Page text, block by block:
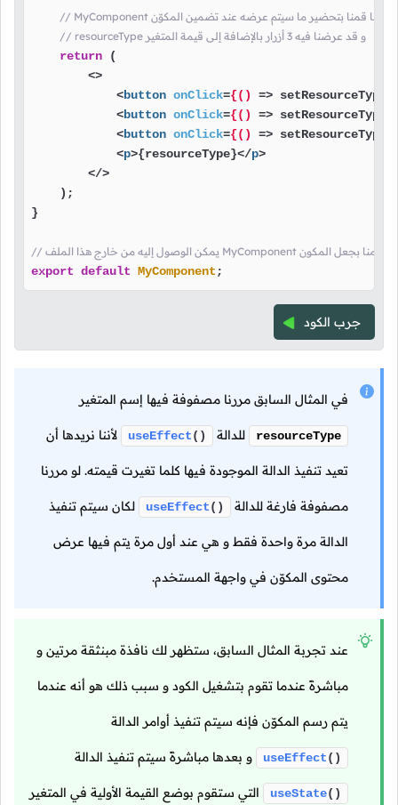
// MyComponent هنا قمنا بتحضير ما سيتم عرضه عند تضمين المكوّن
return (
<>
<button onClick={() =>
<button onClick={() =>
<button onClick={() =>
<p>{resourceType}</p>
</>
    );
}
// يمكن الوصول إليه من خارج هذا الملف MyComponent هنا قمنا بجعل المكون
export default MyComponent ;
جرب الكود
في المثال السابق مررنا مصفوفة فيها إسم المتغير
resourceType للدالة useEffect() لأننا نريدها أن
تعيد تنفيذ الدالة الموجودة فيها كلما تغيرت قيمته. لو مررنا
مصفوفة فارغة للدالة useEffect() لكان سيتم تنفيذ
الدالة مرة واحدة فقط و هي عند أول مرة يتم فيها عرض
محتوى المكوّن في واجهة المستخدم.
عند تجربة المثال السابق، ستظهر لك نافذة مبنثقة مرتين و
مباشرةً عندما تقوم بتشغيل الكود و سبب ذلك هو أنه عندما
يتم رسم المكوّن فإنه سيتم تنفيذ أوامر الدالة
useEffect() و بعدها مباشرةً سيتم تنفيذ الدالة
useState() التي ستقوم بوضع القيمة الأولية في المتغير